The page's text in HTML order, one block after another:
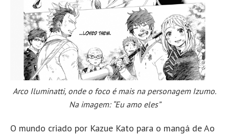
Arco Iluminatti, onde o foco é mais na personagem Izumo.
Na imagem: “Eu amo eles”
O mundo criado por Kazue Kato para o mangá de Ao